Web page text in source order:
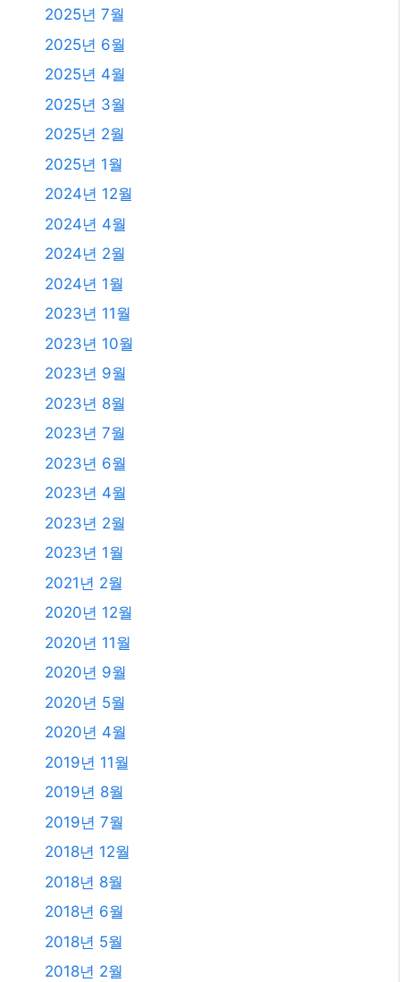
2025년 7월
2025년 6월
2025년 4월
2025년 3월
2025년 2월
2025년 1월
2024년 12월
2024년 4월
2024년 2월
2024년 1월
2023년 11월
2023년 10월
2023년 9월
2023년 8월
2023년 7월
2023년 6월
2023년 4월
2023년 2월
2023년 1월
2021년 2월
2020년 12월
2020년 11월
2020년 9월
2020년 5월
2020년 4월
2019년 11월
2019년 8월
2019년 7월
2018년 12월
2018년 8월
2018년 6월
2018년 5월
2018년 2월